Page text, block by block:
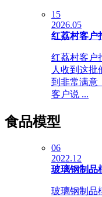
15
2026.05
红荔村客户
红荔村客户
人收到这批
到非常满意
客户说 ...
食品模型
06
2022.12
玻璃钢制品
玻璃钢制品